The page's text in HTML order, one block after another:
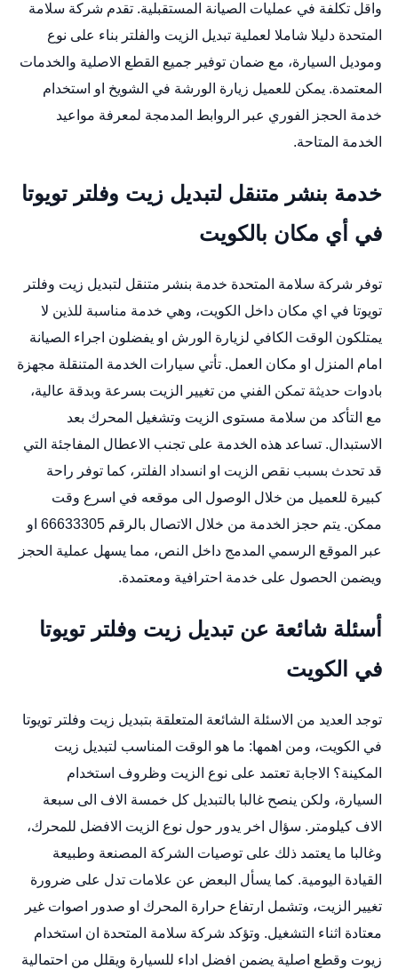
واقل تكلفة في عمليات الصيانة المستقبلية. تقدم شركة سلامة
المتحدة دليلا شاملا لعملية تبديل الزيت والفلتر بناء على نوع
وموديل السيارة، مع ضمان توفير جميع القطع الاصلية والخدمات
المعتمدة. يمكن للعميل زيارة الورشة في الشويخ او استخدام
خدمة الحجز الفوري عبر الروابط المدمجة لمعرفة مواعيد
الخدمة المتاحة.
خدمة بنشر متنقل لتبديل زيت وفلتر تويوتا
في أي مكان بالكويت
توفر شركة سلامة المتحدة خدمة بنشر متنقل لتبديل زيت وفلتر
تويوتا في اي مكان داخل الكويت، وهي خدمة مناسبة للذين لا
يمتلكون الوقت الكافي لزيارة الورش او يفضلون اجراء الصيانة
امام المنزل او مكان العمل. تأتي سيارات الخدمة المتنقلة مجهزة
بادوات حديثة تمكن الفني من تغيير الزيت بسرعة وبدقة عالية،
مع التأكد من سلامة مستوى الزيت وتشغيل المحرك بعد
الاستبدال. تساعد هذه الخدمة على تجنب الاعطال المفاجئة التي
قد تحدث بسبب نقص الزيت او انسداد الفلتر، كما توفر راحة
كبيرة للعميل من خلال الوصول الى موقعه في اسرع وقت
ممكن. يتم حجز الخدمة من خلال الاتصال بالرقم 66633305 او
عبر الموقع الرسمي المدمج داخل النص، مما يسهل عملية الحجز
ويضمن الحصول على خدمة احترافية ومعتمدة.
أسئلة شائعة عن تبديل زيت وفلتر تويوتا
في الكويت
توجد العديد من الاسئلة الشائعة المتعلقة بتبديل زيت وفلتر تويوتا
في الكويت، ومن اهمها: ما هو الوقت المناسب لتبديل زيت
المكينة؟ الاجابة تعتمد على نوع الزيت وظروف استخدام
السيارة، ولكن ينصح غالبا بالتبديل كل خمسة الاف الى سبعة
الاف كيلومتر. سؤال اخر يدور حول نوع الزيت الافضل للمحرك،
وغالبا ما يعتمد ذلك على توصيات الشركة المصنعة وطبيعة
القيادة اليومية. كما يسأل البعض عن علامات تدل على ضرورة
تغيير الزيت، وتشمل ارتفاع حرارة المحرك او صدور اصوات غير
معتادة اثناء التشغيل. وتؤكد شركة سلامة المتحدة ان استخدام
زيوت وقطع اصلية يضمن افضل اداء للسيارة ويقلل من احتمالية